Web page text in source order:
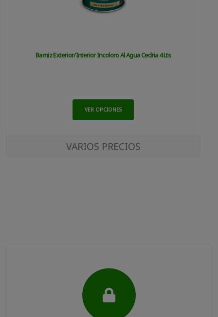
Barniz Exterior/interior Incoloro Al Agua Cedria 4 Lts
VER OPCIONES
VARIOS PRECIOS